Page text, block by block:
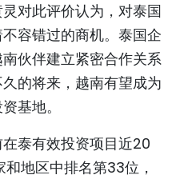
介
对此评价认为，对泰国
容错过的商机。泰国企
伙伴建立紧密合作关系
的将来，越南有望成为
基地。
泰有效投资项目近20
地区中排名第33位，